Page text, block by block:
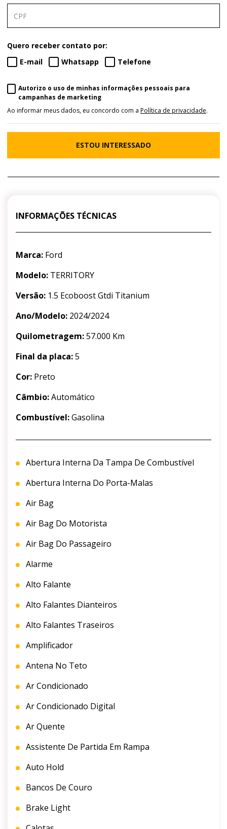
Quero receber contato por:
E-mail
Whatsapp Telefone
Autorizo o uso de minhas informações pessoais para
campanhas de marketing
Ao informar meus dados, eu concordo com a Política de privacidade.
ESTOU INTERESSADO
INFORMAÇÕES TÉCNICAS
Marca: Ford
Modelo: TERRITORY
Versão: 1.5 Ecoboost Gtdi Titanium
Ano/Modelo: 2024/2024
Quilometragem:57.000 Km
Final da placa:5
Cor: Preto
Câmbio:Automático
Combustível:Gasolina
Abertura Interna Da Tampa De Combustível
Abertura Interna Do Porta-Malas
Air Bag
Air Bag Do Motorista
Air Bag Do Passageiro
Alarme
Alto Falante
Alto Falantes Dianteiros
Alto Falantes Traseiros
Amplificador
Antena No Teto
Ar Condicionado
Ar Condicionado Digital
Ar Quente
Assistente De Partida Em Rampa
Auto Hold
Bancos De Couro
Brake Light